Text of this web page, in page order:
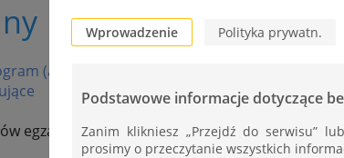
(aktualizacja 21.04.2026 r.)
egzaminacyjnych:
Wprowadzenie Polityka prywatn.
Podstawowe informacje dotyczące
Zanim klikniesz „Przejdź do serwisu”
prosimy o przeczytanie wszystkich